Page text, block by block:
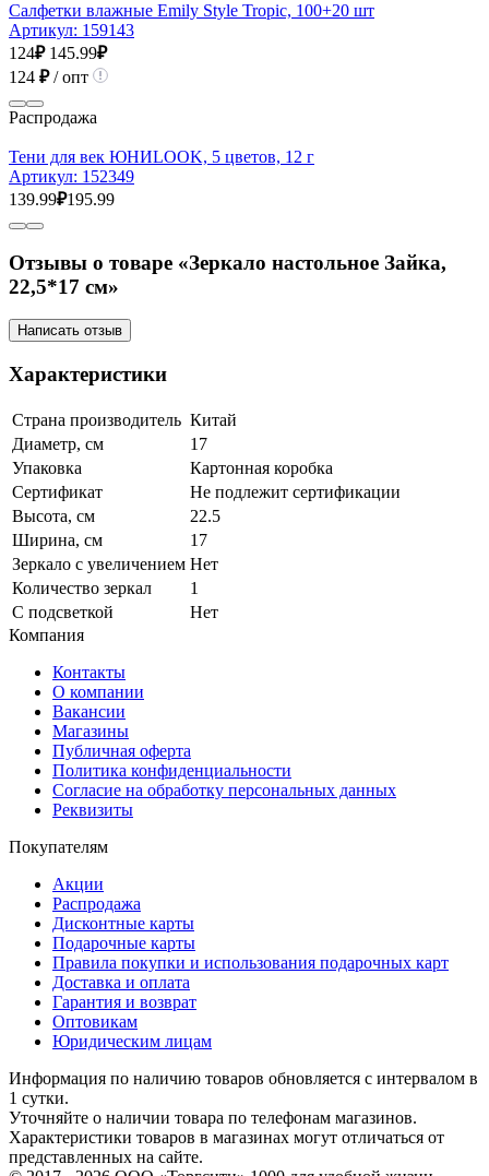
Салфетки влажные Emily Style Tropic, 100+20 шт
Артикул: 159143
124₽ 145.99₽
124 ₽/ опт
Распродажа
Тени для век ЮНИLOOK, 5 цветов, 12 г
Артикул: 152349
139.99₽195.99
Отзывы о товаре «Зеркало настольное Зайка,
22,5*17 см»
Написать отзыв
Характеристики
Страна производитель Китай
Диаметр, см
17
Упаковка
Картонная коробка
Сертификат
Не подлежит сертификации
Высота, см
22.5
Ширина, см
17
Зеркало с увеличением Нет
Количество зеркал
1
С подсветкой
Нет
Компания
Контакты
О компании
Вакансии
Магазины
Публичная оферта
Политика конфиденциальности
Согласие на обработку персональных данных
Реквизиты
Покупателям
Акции
Распродажа
Дисконтные карты
Подарочные карты
Правила покупки и использования подарочных карт
Доставка и оплата
Гарантия и возврат
Оптовикам
Юридическим лицам
Информация по наличию товаров обновляется с интервалом в
1 сутки.
Уточняйте о наличии товара по телефонам магазинов.
Характеристики товаров в магазинах могут отличаться от
представленных на сайте.